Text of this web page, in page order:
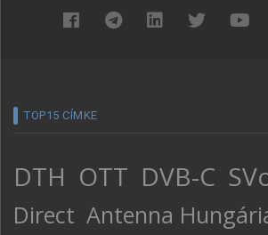
TOP15 CÍMKE
DTH OTT DVB-C
Direct Antenna